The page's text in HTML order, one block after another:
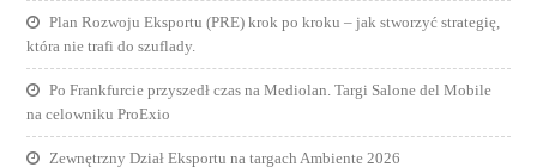
Plan Rozwoju Eksportu (PRE) krok po kroku – jak stworzyć strategię,
która nie trafi do szuflady.
Po Frankfurcie przyszedł czas na Mediolan. Targi Salone del Mobile
na celowniku ProExio
Zewnętrzny Dział Eksportu na targach Ambiente 2026